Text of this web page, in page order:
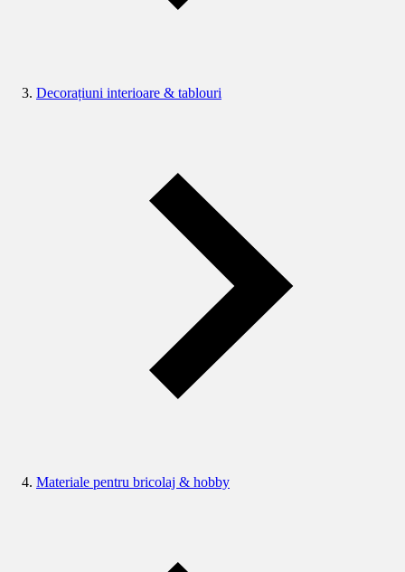
Decorațiuni interioare & tablouri
Materiale pentru bricolaj & hobby